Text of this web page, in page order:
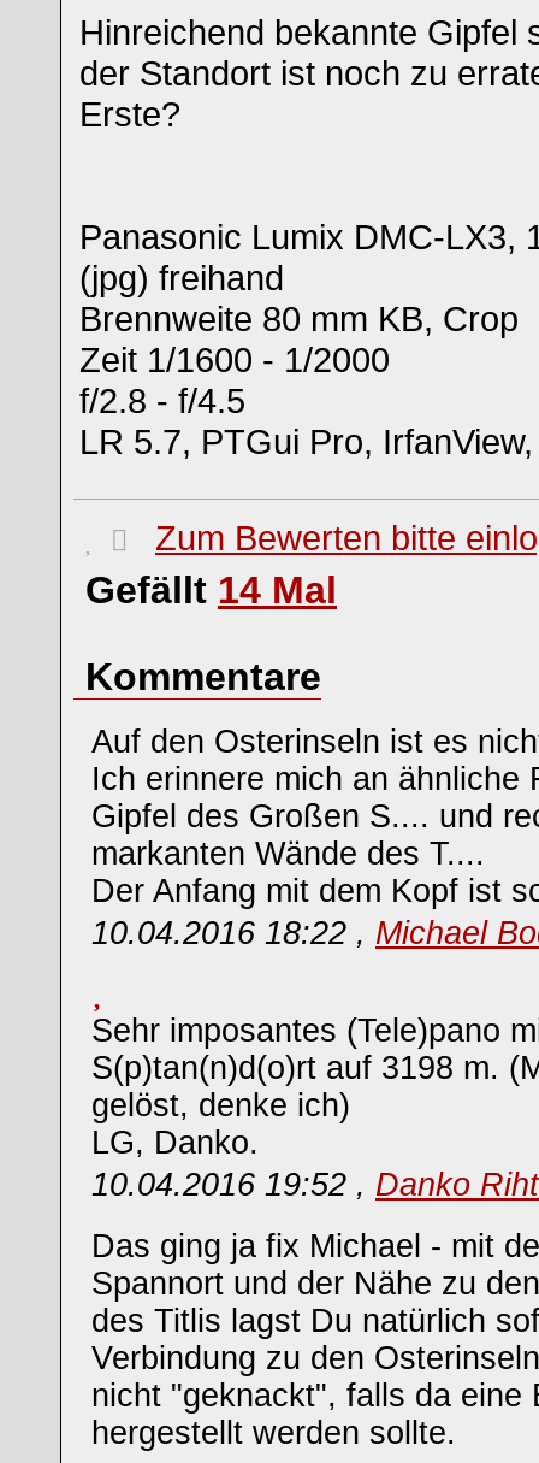
Hinreichend bekannte Gipfel
der Standort ist noch zu
Erste?
Panasonic Lumix DMC-LX3,
(jpg) freihand
Brennweite 80 mm KB, Crop
Zeit 1/1600 - 1/2000
f/2.8 - f/4.5
LR 5.7, PTGui Pro,
Zum Bewerten bitte
Gefällt 14 Mal
Kommentare
Auf den Osterinseln ist es
Ich erinnere mich an ähnliche
Gipfel des Großen S.... und
markanten Wände des T....
Der Anfang mit dem Kopf ist
10.04.2016 18:22 , Michael
Sehr imposantes (Tele)pano
S(p)tan(n)d(o)rt auf 3198 m.
gelöst, denke ich)
LG, Danko.
10.04.2016 19:52 , Danko
Das ging ja fix Michael - mit
Spannort und der Nähe zu
des Titlis lagst Du natürlich
Verbindung zu den
nicht "geknackt", falls da eine
hergestellt werden sollte.